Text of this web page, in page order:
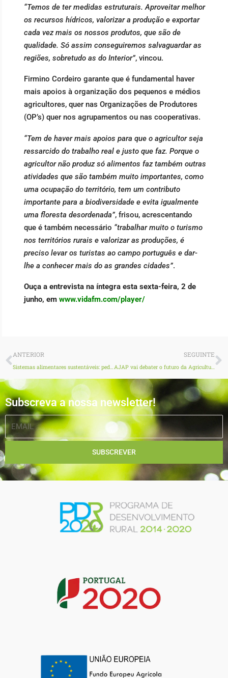
“Temos de ter medidas estruturais. Aproveitar melhor
os recursos hídricos, valorizar a produção e exportar
cada vez mais os nossos produtos, que são de
qualidade. Só assim conseguiremos salvaguardar as
regiões, sobretudo as do Interior”, vincou.
Firmino Cordeiro garante que é fundamental haver
mais apoios à organização dos pequenos e médios
agricultores, quer nas Organizações de Produtores
(OP’s) quer nos agrupamentos ou nas cooperativas.
“Tem de haver mais apoios para que o agricultor seja
ressarcido do trabalho real e justo que faz. Porque o
agricultor não produz só alimentos faz também outras
atividades que são também muito importantes, como
uma ocupação do território, tem um contributo
importante para a biodiversidade e evita igualmente
uma floresta desordenada”, frisou, acrescentando
que é também necessário “trabalhar muito o turismo
nos territórios rurais e valorizar as produções, é
preciso levar os turistas ao campo português e dar-
lhe a conhecer mais do as grandes cidades”.
Ouça a entrevista na íntegra esta sexta-feira, 2 de
junho, em www.vidafm.com/player/
Prev
ANTERIOR
Sistemas alimentares sustentáveis: pedem-se medidas mais fortes da UE
SEGUINTE
AJAP vai debater o futuro da Agricultura e a nova PAC na FNA23
Subscreva a nossa newsletter!
EMAIL
SUBSCREVER